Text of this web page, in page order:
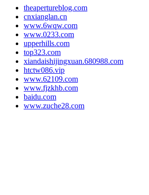
theapertureblog.com
cnxianglan.cn
www.6wqw.com
www.0233.com
upperhills.com
top323.com
xiandaishijingxuan.680988.com
htctw086.vip
www.62109.com
www.fjzkhb.com
baidu.com
www.zuche28.com